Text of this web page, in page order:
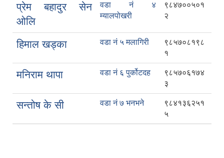
प्रेम बहादुर सेन
ओलि
वडा नं ४
म्यालपोखरी
९८४७००५०१
२
हिमाल खड्का वडा नं ५ मलागिरी
९८५७०८१९८
१
मनिराम थापा वडा नं ६ पुर्कोटदह
९८५७०६१७४
३
सन्तोष के सी वडा नं ७ भनभने
९८४१३६२५१
५